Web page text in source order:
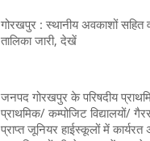
गोरखपुर : स्थानीय अवकाशों
तालिका जारी, देखें
जनपद गोरखपुर के परिषदीय
प्राथमिक/ कम्पोजिट विद्यालयों/
प्राप्त जूनियर हाईस्कूलों में